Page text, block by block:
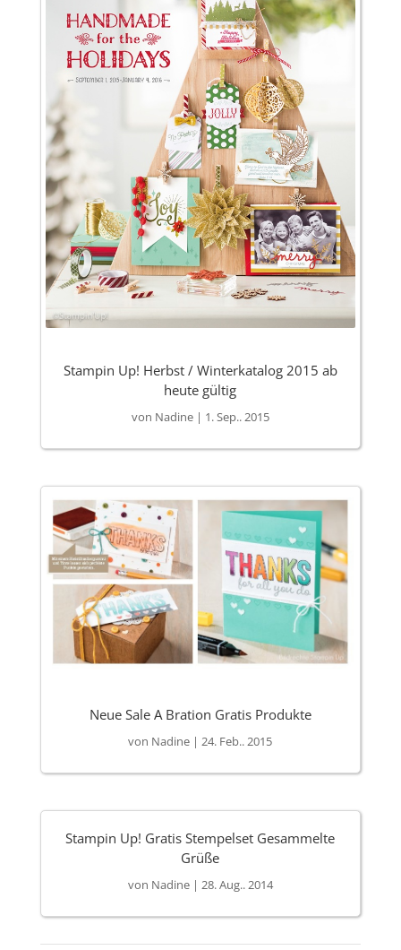
Stampin Up! Herbst / Winterkatalog 2015 ab
heute gültig
von Nadine| 1. Sep.. 2015
Neue Sale A Bration Gratis Produkte
von Nadine |24. Feb.. 2015
Stampin Up! Gratis Stempelset Gesammelte
Grüße
von Nadine| 28. Aug.. 2014